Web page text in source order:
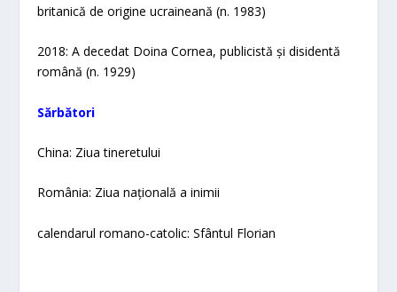
britanică de origine ucraineană (n. 1983)
2018: A decedat Doina Cornea, publicistă și disidentă
română (n. 1929)
Sărbători
China: Ziua tineretului
România: Ziua națională a inimii
calendarul romano-catolic: Sfântul Florian